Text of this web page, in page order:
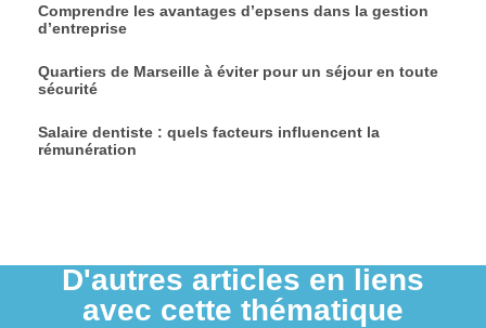
Comprendre les avantages d’epsens dans la gestion
d’entreprise
Quartiers de Marseille à éviter pour un séjour en toute
sécurité
Salaire dentiste : quels facteurs influencent la
rémunération
D'autres articles en liens
avec cette thématique